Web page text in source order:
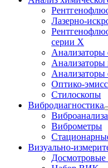
Лазерно-
серии Х
Анализаторы
Анализаторы
Анализаторы
Оптико-
Стилоскопы
Вибродиагностика
Виброметры
Визуально-
Досмотровые